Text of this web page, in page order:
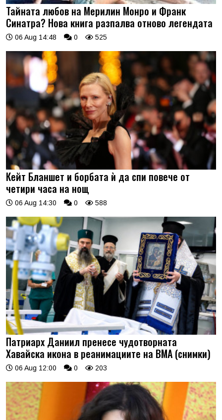
Тайната любов на Мерилин Монро и Франк
Синатра? Нова книга разпалва отново легендата
06 Aug 14:48 0 525
Кейт Бланшет и борбата ѝ да спи повече от
четири часа на нощ
06 Aug 14:30 0 588
Патриарх Даниил пренесе чудотворната
Хавайска икона в реанимациите на ВМА (снимки)
06 Aug 12:00 0 203